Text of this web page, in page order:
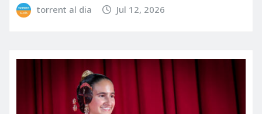
torrent al dia Jul 12, 2026